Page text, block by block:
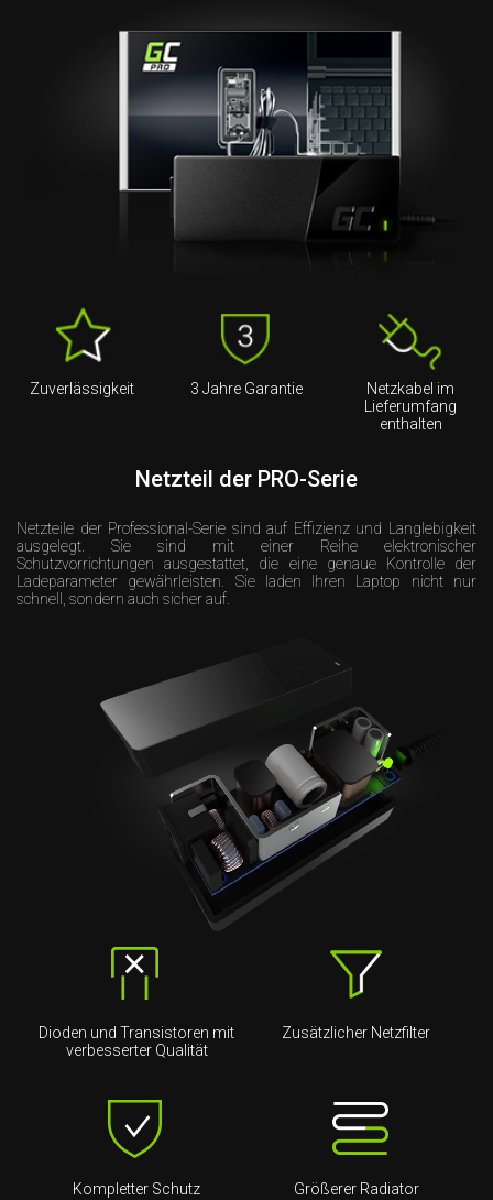
Zuverlässigkeit 3 Jahre Garantie
Netzkabel im
Lieferumfang
enthalten
Netzteil der PRO-Serie
Netzteile der Professional-Serie sind auf Effizienz und Langlebigkeit
ausgelegt. Sie sind mit einer Reihe elektronischer
Schutzvorrichtungen ausgestattet, die eine genaue Kontrolle der
Ladeparameter gewährleisten. Sie laden Ihren Laptop nicht nur
schnell, sondern auch sicher auf.
Dioden und Transistoren mit
verbesserter Qualität
Zusätzlicher Netzfilter
Kompletter Schutz Größerer Radiator